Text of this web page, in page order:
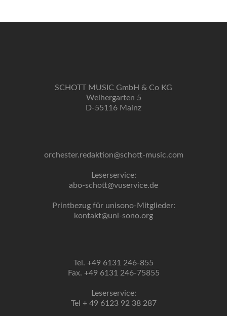
SCHOTT MUSIC GmbH & Co KG
Weihergarten 5
D-55116 Mainz
orchester.redaktion@schott-music.com
Leserservice:
abo-schott@vuservice.de
Printbezug für unisono-Mitglieder:
kontakt@uni-sono.org
Tel. +49 6131 246-855
Fax. +49 6131 246-75855
Leserservice:
Tel + 49 6123 92 38 287